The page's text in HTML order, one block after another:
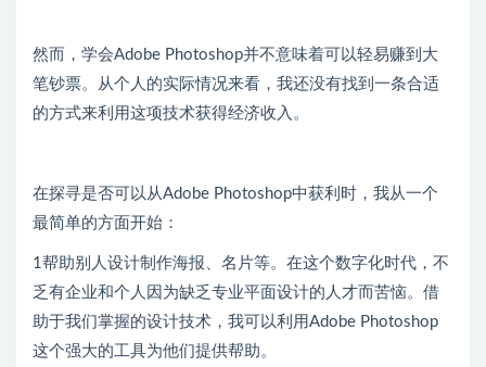
然而，学会Adobe Photoshop并不意味着可以轻易赚到大
笔钞票。从个人的实际情况来看，我还没有找到一条合适
的方式来利用这项技术获得经济收入。
在探寻是否可以从Adobe Photoshop中获利时，我从一个
最简单的方面开始：
1帮助别人设计制作海报、名片等。在这个数字化时代，不
乏有企业和个人因为缺乏专业平面设计的人才而苦恼。借
助于我们掌握的设计技术，我可以利用Adobe Photoshop
这个强大的工具为他们提供帮助。